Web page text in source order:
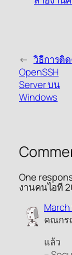
← วิธีการติ
OpenSSH
Server บน
Windows
One
งานคนไอที
คณกร
แล้ว